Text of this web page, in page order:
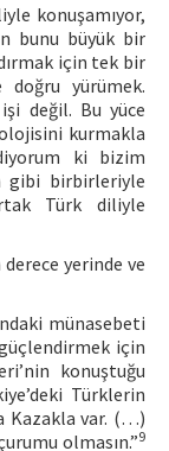
konuşamıyor,
bunu büyük bir
için tek bir
yürümek.
değil. Bu yüce
kurmakla
ki bizim
gibi birbirleriyle
Türk diliyle
yerinde ve
münasebeti
için
konuştuğu
Türklerin
Kazakla var. (…)
olmasın.”9